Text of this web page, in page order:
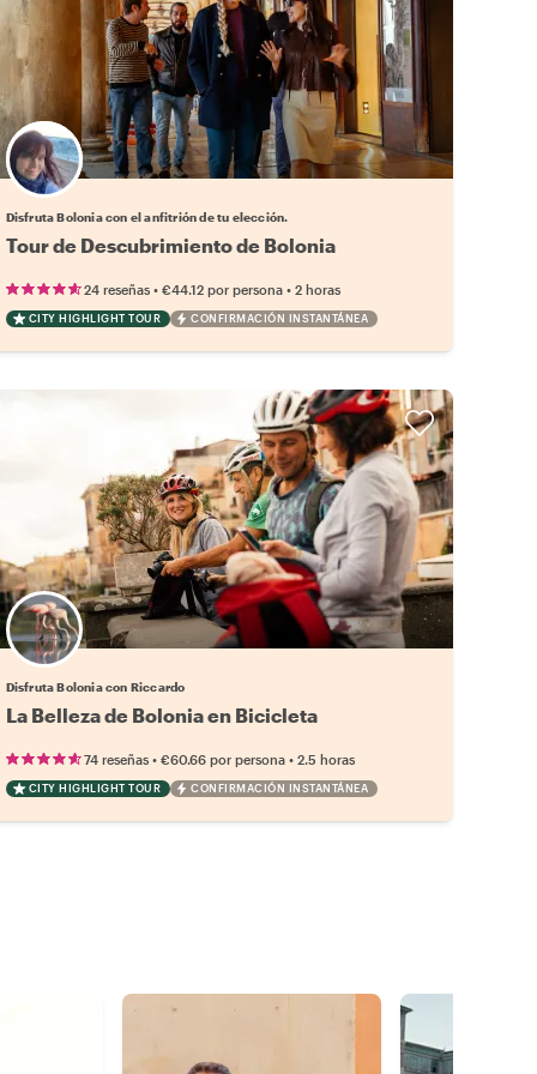
Elige tu local favorito
Disfruta Bolonia con el anfitrión de tu elección.
Tour de Descubrimiento de Bolonia
24 reseñas• €44.12 por persona• 2 horas
CITY HIGHLIGHT TOUR CONFIRMACIÓN INSTANTÁNEA
Disfruta Bolonia con Riccardo
La Belleza de Bolonia en Bicicleta
74 reseñas• €60.66 por persona• 2.5 horas
CITY HIGHLIGHT TOUR CONFIRMACIÓN INSTANTÁNEA